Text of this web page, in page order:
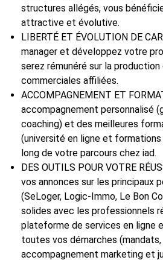
structures allégés, vous
attractive et évolutive.
LIBERTÉ ET ÉVOLUTION DE
manager et développez votre
serez rémunéré sur la production
commerciales affiliées.
ACCOMPAGNEMENT ET
accompagnement personnalisé
coaching) et des meilleures
(université en ligne et
long de votre parcours chez iad.
DES OUTILS POUR VOTRE
vos annonces sur les principaux
(SeLoger, Logic-Immo, Le Bon
solides avec les professionnels
plateforme de services en ligne
toutes vos démarches
accompagnement marketing et